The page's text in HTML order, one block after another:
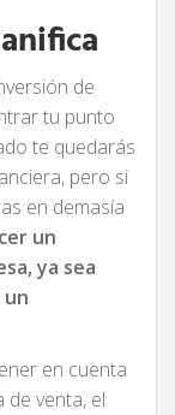
de
tu punto
te quedarás
pero si
en demasía
un
ya sea
en cuenta
venta, el